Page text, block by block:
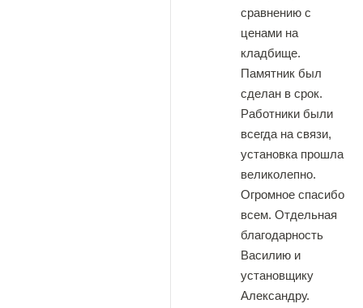
сравнению с
ценами на
кладбище.
Памятник был
сделан в срок.
Работники были
всегда на связи,
установка прошла
великолепно.
Огромное спасибо
всем. Отдельная
благодарность
Василию и
установщику
Александру.